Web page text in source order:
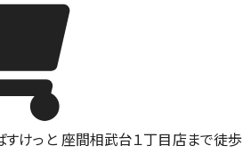
すけっと 座間相武台１丁目店まで徒歩